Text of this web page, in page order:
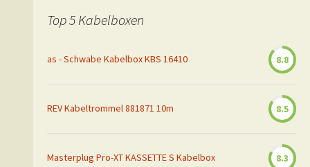
Top 5 Kabelboxen
as - Schwabe Kabelbox KBS 16410 8.8
REV Kabeltrommel 881871 10m 8.5
Masterplug Pro-XT KASSETTE S Kabelbox 8.3